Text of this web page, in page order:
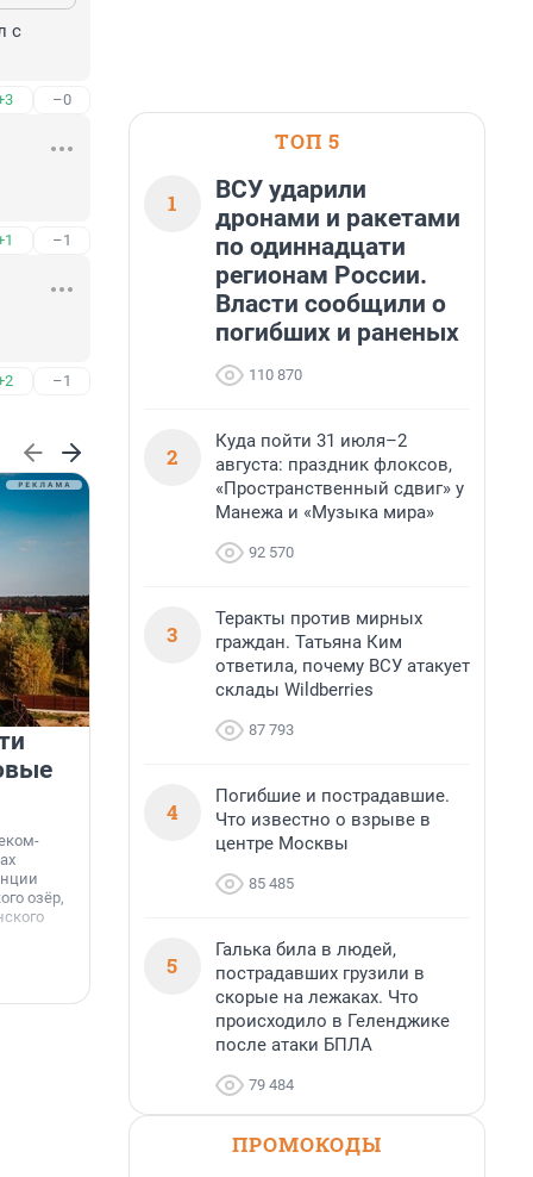
с
–0
–1
–1
озёр,
Девелопер как архитектор
Когда-то дворы были местом, где дети играли в
казаков-разбойников до темноты, а взрослые
обсуждали новости на лавочках. В 1990-е эта
традиция почти исчезла — экономическая
нестабильность и отсутствие ухода за
7 августа, 14:50
ТОП 5
1
ВСУ ударили
дронами и ракетами
по одиннадцати
регионам России.
Власти сообщили о
погибших и раненых
110 870
2
Куда пойти 31 июля–2
августа: праздник флоксов,
«Пространственный сдвиг» у
Манежа и «Музыка мира»
92 570
3
Теракты против мирных
граждан. Татьяна Ким
ответила, почему ВСУ атакует
склады Wildberries
87 793
4
Погибшие и пострадавшие.
Что известно о взрыве в
центре Москвы
85 485
5
Галька била в людей,
пострадавших грузили в
скорые на лежаках. Что
происходило в Геленджике
после атаки БПЛА
79 484
ПРОМОКОДЫ